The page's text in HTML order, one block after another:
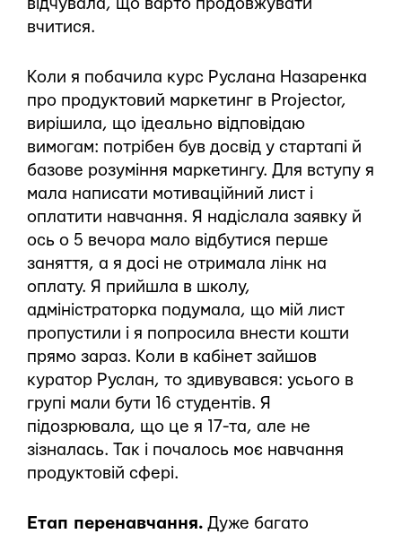
відчувала, що варто продовжувати
вчитися.
Коли я побачила курс Руслана Назаренка
про продуктовий маркетинг в Projector,
вирішила, що ідеально відповідаю
вимогам: потрібен був досвід у стартапі й
базове розуміння маркетингу. Для вступу я
мала написати мотиваційний лист і
оплатити навчання. Я надіслала заявку й
ось о 5 вечора мало відбутися перше
заняття, а я досі не отримала лінк на
оплату. Я прийшла в школу,
адміністраторка подумала, що мій лист
пропустили і я попросила внести кошти
прямо зараз. Коли в кабінет зайшов
куратор Руслан, то здивувався: усього в
групі мали бути 16 студентів. Я
підозрювала, що це я 17-та, але не
зізналась. Так і почалось моє навчання
продуктовій сфері.
Етап перенавчання. Дуже багато